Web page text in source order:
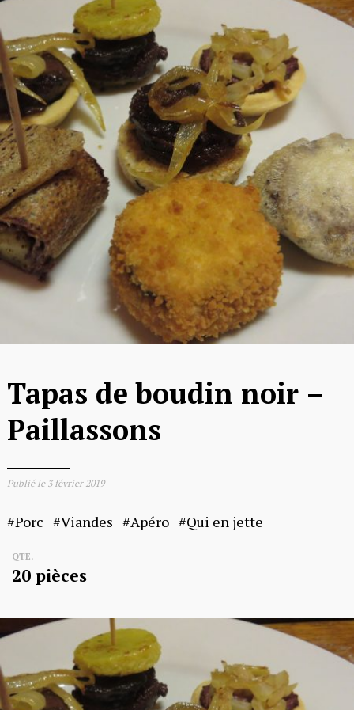
Tapas de boudin noir –
Paillassons
Publié le 3 février 2019
Porc Viandes Apéro Qui en jette
QTE.
20 pièces